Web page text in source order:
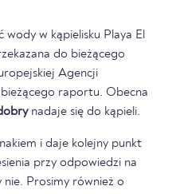
wody w kąpielisku Playa El
do bieżącego
Agencji
raportu. Obecna
nadaje się do kąpieli.
i daje kolejny punkt
przy odpowiedzi na
nie. Prosimy również o